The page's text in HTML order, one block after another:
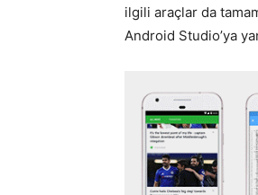
ilgili araçlar da
Android Studio’ya